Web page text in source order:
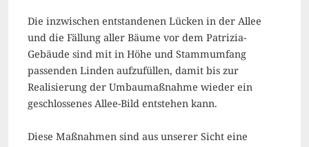
Die inzwischen entstandenen Lücken in der Allee
und die Fällung aller Bäume vor dem Patrizia-
Gebäude sind mit in Höhe und Stammumfang
passenden Linden aufzufüllen, damit bis zur
Realisierung der Umbaumaßnahme wieder ein
geschlossenes Allee-Bild entstehen kann.
Diese Maßnahmen sind aus unserer Sicht eine